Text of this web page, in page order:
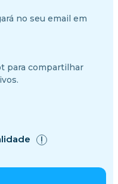
no seu email em
para compartilhar